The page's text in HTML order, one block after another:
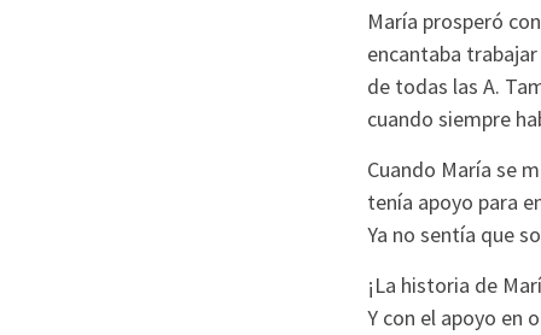
María prosperó
encantaba
de todas las A.
cuando siempre
Cuando María se
tenía apoyo para
Ya no sentía que
¡La historia de
Y con el apoyo en